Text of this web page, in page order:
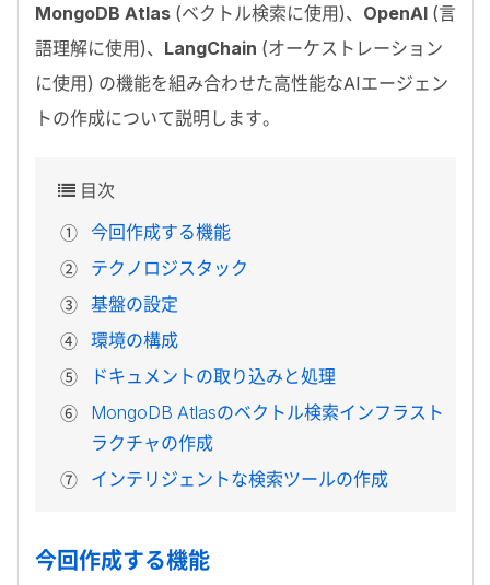
MongoDB Atlas (ベクトル検索に使用)、 OpenAI (言
語理解に使用)、 LangChain (オーケストレーション
に使用) の機能を組み合わせた高性能なAIエージェン
トの作成について説明します。
目次
今回作成する機能
テクノロジスタック
基盤の設定
環境の構成
ドキュメントの取り込みと処理
MongoDB Atlasのベクトル検索インフラスト
ラクチャの作成
インテリジェントな検索ツールの作成
今回作成する機能